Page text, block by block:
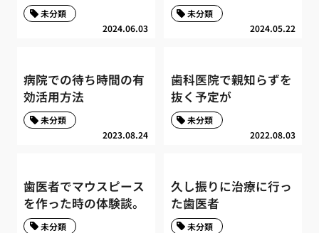
2024.06.03
未分類
2024.05.22
未分類
病院での待ち時間の有
効活用方法
2023.08.24
未分類
歯科医院で親知らずを
抜く予定が
2022.08.03
未分類
歯医者でマウスピース
を作った時の体験談。
未分類
久し振りに治療に行っ
た歯医者
未分類